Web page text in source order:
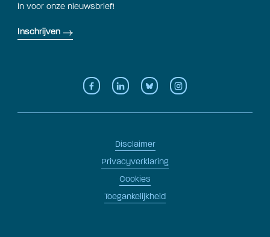
in voor onze nieuwsbrief!
Inschrijven
Disclaimer
Privacyverklaring
Cookies
Toegankelijkheid